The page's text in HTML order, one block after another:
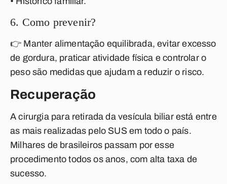
6. Como prevenir?
👉 Manter alimentação equilibrada, evitar excesso
de gordura, praticar atividade física e controlar o
peso são medidas que ajudam a reduzir o risco.
Recuperação
A cirurgia para retirada da vesícula biliar está entre
as mais realizadas pelo SUS em todo o país.
Milhares de brasileiros passam por esse
procedimento todos os anos, com alta taxa de
sucesso.